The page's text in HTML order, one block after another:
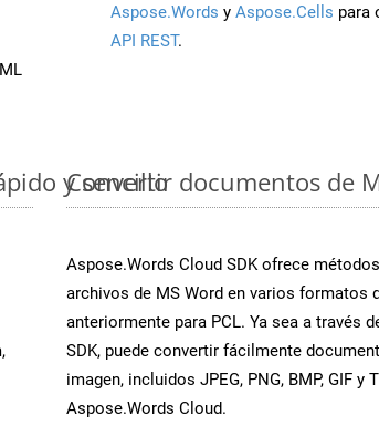
Aspose.Words y Aspose.Cells para
API REST.
y sencillo
Convertir documentos de
Aspose.Words Cloud SDK ofrece
archivos de MS Word en varios formatos
anteriormente para PCL. Ya sea a través
SDK, puede convertir fácilmente
imagen, incluidos JPEG, PNG, BMP, GIF y
Aspose.Words Cloud.